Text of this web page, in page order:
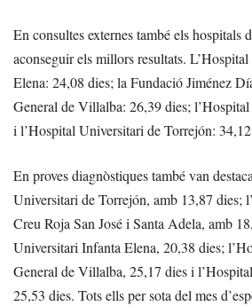
En consultes externes també els hospitals
aconseguir els millors resultats.
Elena: 24,08 dies; la Fundació Jiménez
General de Villalba: 26,39 dies;
i l’Hospital Universitari de Torrejón:
En proves diagnòstiques també van
Universitari de Torrejón, amb 13,87 dies;
Creu Roja San José i Santa Adela, amb
Universitari Infanta Elena, 20,38 dies;
General de Villalba, 25,17 dies i
25,53 dies. Tots ells per sota del mes